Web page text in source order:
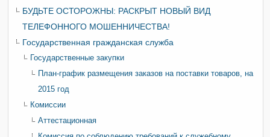
БУДЬТЕ ОСТОРОЖНЫ: РАСКРЫТ НОВЫЙ ВИД
ТЕЛЕФОННОГО МОШЕННИЧЕСТВА!
Государственная гражданская служба
Государственные закупки
План-график размещения заказов на поставки товаров, на
2015 год
Комиссии
Аттестационная